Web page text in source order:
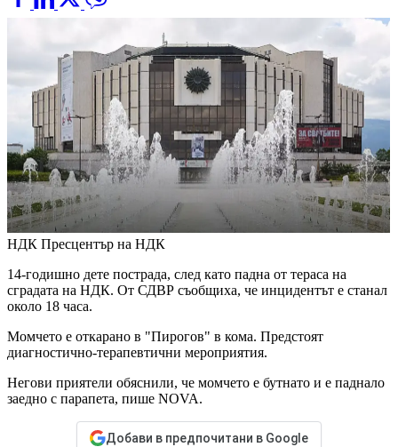
НДК Пресцентър на НДК
14-годишно дете пострада, след като падна от тераса на
сградата на НДК. От СДВР съобщиха, че инцидентът е станал
около 18 часа.
Момчето е откарано в "Пирогов" в кома. Предстоят
диагностично-терапевтични мероприятия.
Негови приятели обяснили, че момчето е бутнато и е паднало
заедно с парапета, пише NOVA.
Добави в предпочитани в Google